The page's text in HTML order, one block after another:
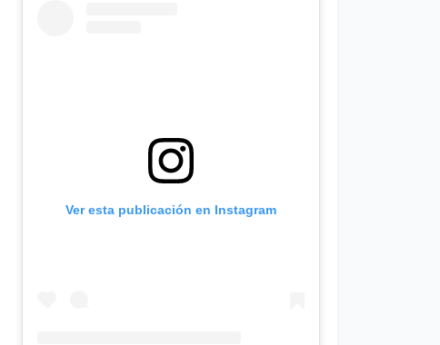
Ver esta publicación en Instagram